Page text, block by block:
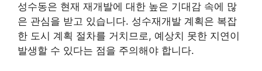
성수동은 현재 재개발에 대한 높은 기대감 속에 많
은 관심을 받고 있습니다. 성수재개발 계획은 복잡
한 도시 계획 절차를 거치므로, 예상치 못한 지연이
발생할 수 있다는 점을 주의해야 합니다.